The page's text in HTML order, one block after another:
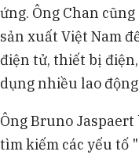
ứng. Ông Chan
sản xuất Việt Nam
điện tử, thiết bị
dụng nhiều lao
Ông Bruno
tìm kiếm các yếu tố